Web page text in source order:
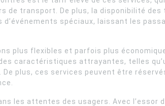
de transport. De plus, la disponibilité des
spéciaux, laissant les
plus flexibles et parfois plus
caractéristiques attrayantes, telles
plus, ces services peuvent être
les attentes des usagers. Avec l’essor